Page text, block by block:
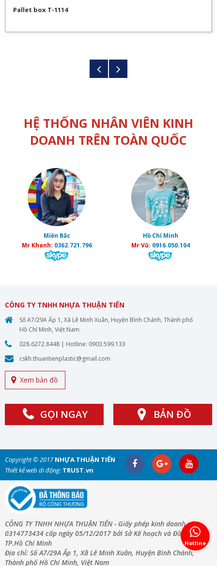
Pallet box T-1114
HỆ THỐNG NHÂN VIÊN KINH
DOANH TRÊN TOÀN QUỐC
Miền Bắc
Mr Khanh: 0362.721.796
Hồ Chí Minh
Mr Vũ: 0916.050.104
CÔNG TY TNHH NHỰA THUẬN TIẾN
Số A7/29A Ấp 1, Xã Lê Minh Xuân, Huyện Bình Chánh, Thành phố
Hồ Chí Minh, Việt Nam
028.6272.8448 | Hotline: 0903.599.133
cskh.thuantienplastic@gmail.com
Xem bản đồ
GỌI NGAY BẢN ĐỒ
Copyright © 2017NHỰA THUẬN TIẾN
Thiết kế web di động: TRUST.vn
CÔNG TY TNHH NHỰA THUẬN TIẾN - Giấy phép kinh doanh số:
0314773434 cấp ngày 05/12/2017 bởi Sở Kế hoạch và Đầu Tư
TP.Hồ Chí Minh
Địa chỉ: Số A7/29A Ấp 1, Xã Lê Minh Xuân, Huyện Bình Chánh,
Thành phố Hồ Chí Minh, Việt Nam
Hotline